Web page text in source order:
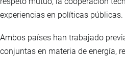
experiencias en políticas públicas.
Ambos países han trabajado
conjuntas en materia de energía,